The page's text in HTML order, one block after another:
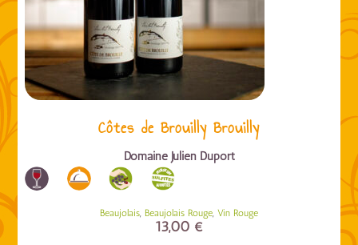
Côtes de Brouilly Brouilly
Domaine Julien Duport
Beaujolais, Beaujolais Rouge, Vin Rouge
13,00 €